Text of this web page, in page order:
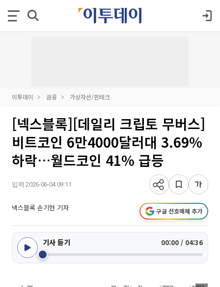
이투데이 금융 가상자산/핀테크
[넥스블록][데일리 크립토 무버스]
비트코인 6만4000달러대 3.69%
하락…월드코인 41% 급등
입력 2026-06-04 09:11
넥스블록 손기현 기자 구글 선호매체 추가
기사 듣기 00:00 / 04:36